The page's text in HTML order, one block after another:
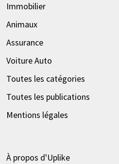
Immobilier
Animaux
Assurance
Voiture Auto
Toutes les catégories
Toutes les publications
Mentions légales
À propos d'Uplike